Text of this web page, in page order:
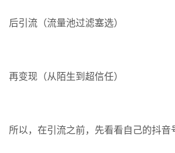
后引流（流量池过滤塞选）
再变现（从陌生到超信任）
所以，在引流之前，先看看自己的抖音